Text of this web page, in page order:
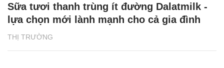
THỊ TRƯỜNG
Sữa tươi thanh trùng ít đường Dalatmilk -
lựa chọn mới lành mạnh cho cả gia đình